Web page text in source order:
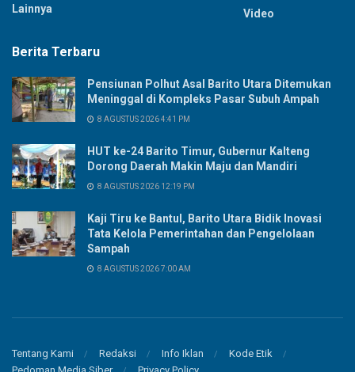
Lainnya
Video
Berita Terbaru
Pensiunan Polhut Asal Barito Utara Ditemukan
Meninggal di Kompleks Pasar Subuh Ampah
8 AGUSTUS 2026 4:41 PM
HUT ke-24 Barito Timur, Gubernur Kalteng
Dorong Daerah Makin Maju dan Mandiri
8 AGUSTUS 2026 12:19 PM
Kaji Tiru ke Bantul, Barito Utara Bidik Inovasi
Tata Kelola Pemerintahan dan Pengelolaan
Sampah
8 AGUSTUS 2026 7:00 AM
Tentang Kami Redaksi Info Iklan
Kode Etik